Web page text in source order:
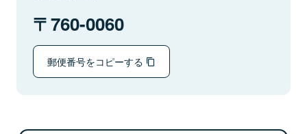
760-0060
郵便番号をコピーする